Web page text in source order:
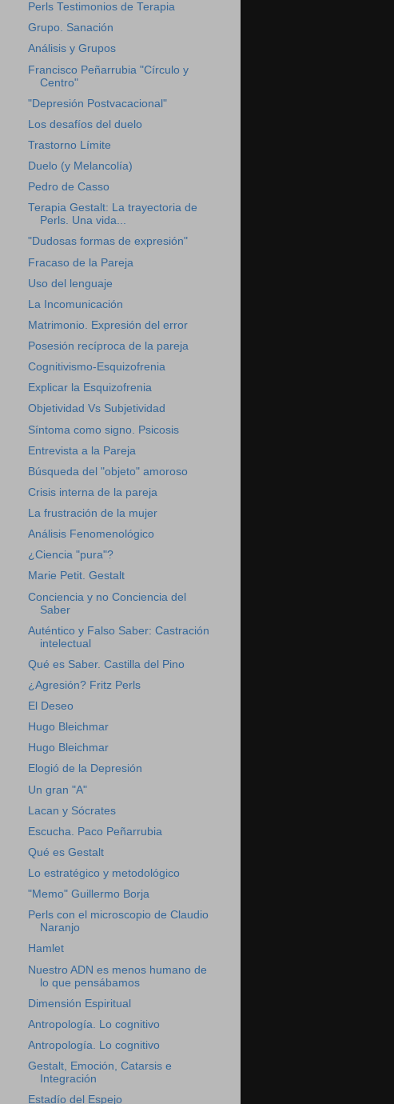
Perls Testimonios de Terapia
Grupo. Sanación
Análisis y Grupos
Francisco Peñarrubia "Círculo y
Centro"
"Depresión Postvacacional"
Los desafíos del duelo
Trastorno Límite
Duelo (y Melancolía)
Pedro de Casso
Terapia Gestalt: La trayectoria de
Perls. Una vida...
"Dudosas formas de expresión"
Fracaso de la Pareja
Uso del lenguaje
La Incomunicación
Matrimonio. Expresión del error
Posesión recíproca de la pareja
Cognitivismo-Esquizofrenia
Explicar la Esquizofrenia
Objetividad Vs Subjetividad
Síntoma como signo. Psicosis
Entrevista a la Pareja
Búsqueda del "objeto" amoroso
Crisis interna de la pareja
La frustración de la mujer
Análisis Fenomenológico
¿Ciencia "pura"?
Marie Petit. Gestalt
Conciencia y no Conciencia del
Saber
Auténtico y Falso Saber: Castración
intelectual
Qué es Saber. Castilla del Pino
¿Agresión? Fritz Perls
El Deseo
Hugo Bleichmar
Hugo Bleichmar
Elogió de la Depresión
Un gran "A"
Lacan y Sócrates
Escucha. Paco Peñarrubia
Qué es Gestalt
Lo estratégico y metodológico
"Memo" Guillermo Borja
Perls con el microscopio de Claudio
Naranjo
Hamlet
Nuestro ADN es menos humano de
lo que pensábamos
Dimensión Espiritual
Antropología. Lo cognitivo
Antropología. Lo cognitivo
Gestalt, Emoción, Catarsis e
Integración
Estadío del Espejo